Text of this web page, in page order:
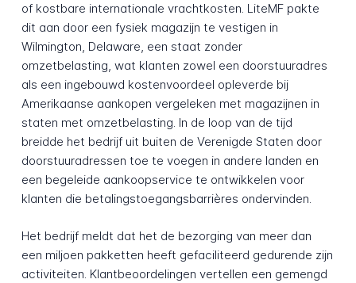
of kostbare internationale vrachtkosten. LiteMF pakte
dit aan door een fysiek magazijn te vestigen in
Wilmington, Delaware, een staat zonder
omzetbelasting, wat klanten zowel een doorstuuradres
als een ingebouwd kostenvoordeel opleverde bij
Amerikaanse aankopen vergeleken met magazijnen in
staten met omzetbelasting. In de loop van de tijd
breidde het bedrijf uit buiten de Verenigde Staten door
doorstuuradres­sen toe te voegen in andere landen en
een begeleide aankoopservice te ontwikkelen voor
klanten die betalings­toegangs­barrières ondervinden.
Het bedrijf meldt dat het de bezorging van meer dan
een miljoen pakketten heeft gefaciliteerd gedurende zijn
activiteiten. Klantbeoordelingen vertellen een gemengd